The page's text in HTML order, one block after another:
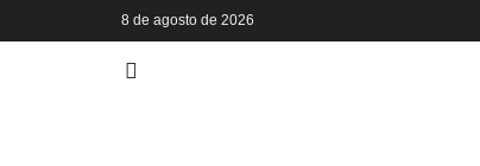
8 de agosto de 2026